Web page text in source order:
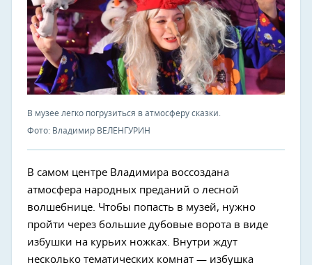
В музее легко погрузиться в атмосферу сказки.
Фото: Владимир ВЕЛЕНГУРИН
В самом центре Владимира воссоздана
атмосфера народных преданий о лесной
волшебнице. Чтобы попасть в музей, нужно
пройти через большие дубовые ворота в виде
избушки на курьих ножках. Внутри ждут
несколько тематических комнат — избушка